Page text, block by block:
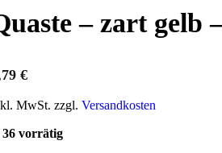
– zart gelb
€
MwSt. zzgl. Versandkosten
36 vorrätig